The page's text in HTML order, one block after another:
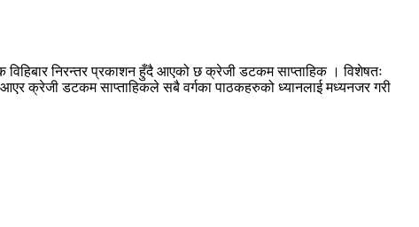
निरन्तर प्रकाशन हुँदै आएको छ क्रेजी डटकम साप्ताहिक । विशेषतः
क्रेजी डटकम साप्ताहिकले सबै वर्गका पाठकहरुको ध्यानलाई मध्यनजर गरी